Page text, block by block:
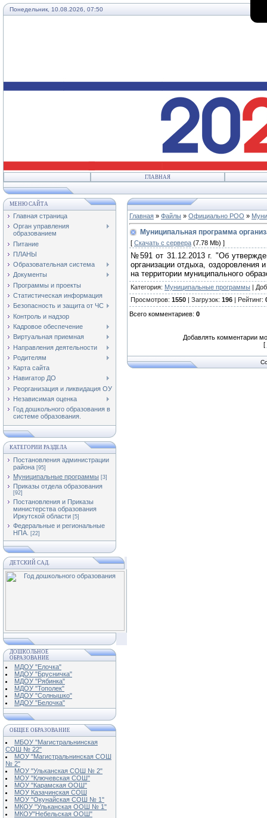
Понедельник, 10.08.2026, 07:50
ГЛАВНАЯ
МЕНЮ САЙТА
Главная страница
Орган управления
образованием
Питание
ПЛАНЫ
Образовательная система
Документы
Программы и проекты
Статистическая информация
Безопасность и защита от ЧС
Контроль и надзор
Кадровое обеспечение
Виртуальная приемная
Направления деятельности
Родителям
Карта сайта
Навигатор ДО
Реорганизация и ликвидация ОУ
Независимая оценка
Год дошкольного образования в
системе образования.
КАТЕГОРИИ РАЗДЕЛА
Постановления администрации
района [95]
Муниципальные программы [3]
Приказы отдела образования
[92]
Постановления и Приказы
министерства образования
Иркутской области [5]
Федеральные и региональные
НПА.
[22]
ДЕТСКИЙ САД.
ДОШКОЛЬНОЕ
ОБРАЗОВАНИЕ
МДОУ "Елочка"
МДОУ "Брусничка"
МДОУ "Рябинка"
МДОУ "Тополек"
МДОУ "Солнышко"
МДОУ "Белочка"
ОБЩЕЕ ОБРАЗОВАНИЕ
МБОУ "Магистральнинская
СОШ № 22"
МОУ "Магистральнинская СОШ
№ 2"
МОУ "Ульканская СОШ № 2"
МОУ "Ключевская СОШ"
МОУ "Карамская ООШ"
МОУ Казачинская СОШ
МОУ "Окунайская СОШ № 1"
МКОУ "Ульканская ООШ № 1"
МКОУ"Небельская ООШ"
Главная » Файлы » Официально РОО »
Муниципальная программа
[ Скачать с сервера (7.78 Mb) ]
№591 от 31.12.2013 г. "Об
организации отдыха, оздоровления
на территории муниципального
Категория: Муниципальные программы |
Просмотров: 1550 | Загрузок: 196 | Рейтинг:
Всего комментариев: 0
Добавлять комментарии
[